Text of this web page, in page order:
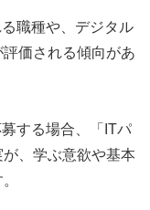
職種や、デジタル
価される傾向があ
する場合、「ITパ
、学ぶ意欲や基本